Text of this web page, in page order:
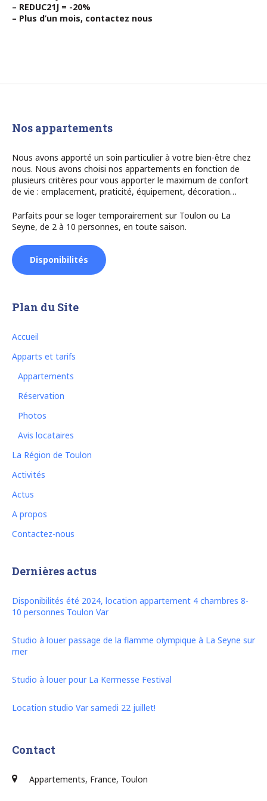
– REDUC21J = -20%
– Plus d’un mois, contactez nous
Nos appartements
Nous avons apporté un soin particulier à votre bien-être chez
nous. Nous avons choisi nos appartements en fonction de
plusieurs critères pour vous apporter le maximum de confort
de vie : emplacement, praticité, équipement, décoration…
Parfaits pour se loger temporairement sur Toulon ou La
Seyne, de 2 à 10 personnes, en toute saison.
Disponibilités
Plan du Site
Accueil
Apparts et tarifs
Appartements
Réservation
Photos
Avis locataires
La Région de Toulon
Activités
Actus
A propos
Contactez-nous
Dernières actus
Disponibilités été 2024, location appartement 4 chambres 8-
10 personnes Toulon Var
Studio à louer passage de la flamme olympique à La Seyne sur
mer
Studio à louer pour La Kermesse Festival
Location studio Var samedi 22 juillet!
Contact
Appartements, France, Toulon